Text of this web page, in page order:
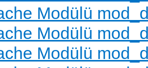
Modülü
Modülü
Modülü